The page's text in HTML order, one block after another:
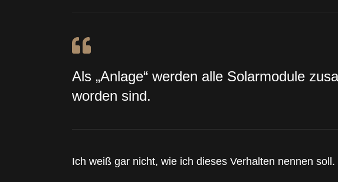
Als „Anlage“ werden alle Solarmodule
worden sind.
Ich weiß gar nicht, wie ich dieses Verhalten nennen soll.